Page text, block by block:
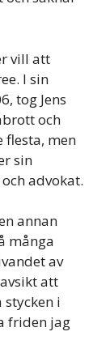
vill att
I sin
tog Jens
och
flesta, men
sin
advokat.
annan
många
av
att
i
friden jag